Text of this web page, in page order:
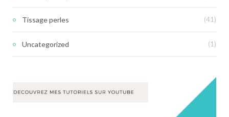
Tissage perles (41)
Uncategorized (1)